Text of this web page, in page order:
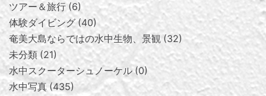
ツアー＆旅行 6
体験ダイビング 40
奄美大島ならではの水中生物、景観 32
未分類 21
水中スクーターシュノーケル 0
水中写真 435